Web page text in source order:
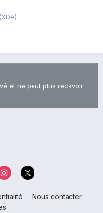
et ne peut plus recevoir
Nous contacter